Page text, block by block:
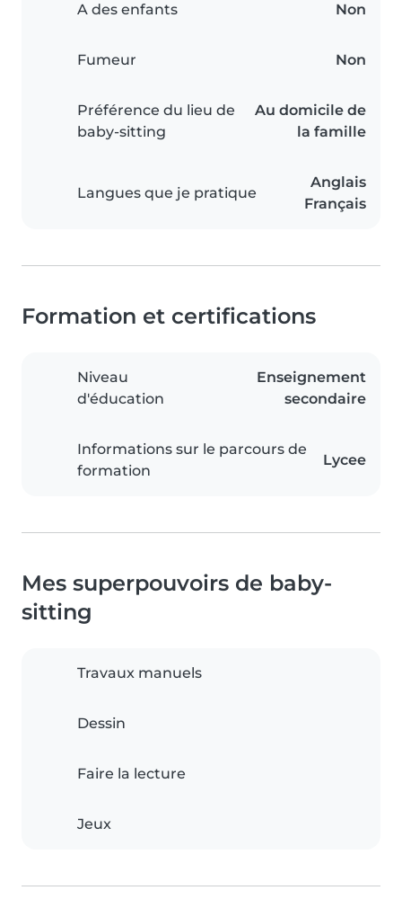
A des enfants Non
Fumeur Non
Préférence du lieu de
baby-sitting
Au domicile de
la famille
Langues que je pratique
Anglais
Français
Formation et certifications
Niveau
d'éducation
Enseignement
secondaire
Informations sur le parcours de
formation
Lycee
Mes superpouvoirs de baby-
sitting
Travaux manuels
Dessin
Faire la lecture
Jeux